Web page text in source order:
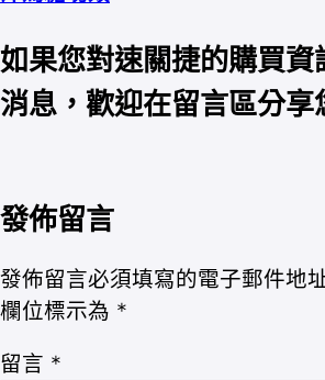
如果您對速關捷的購買資
消息，歡迎在留言區分享
發佈留言
發佈留言必須填寫的電子郵件地
欄位標示為 *
留言 *